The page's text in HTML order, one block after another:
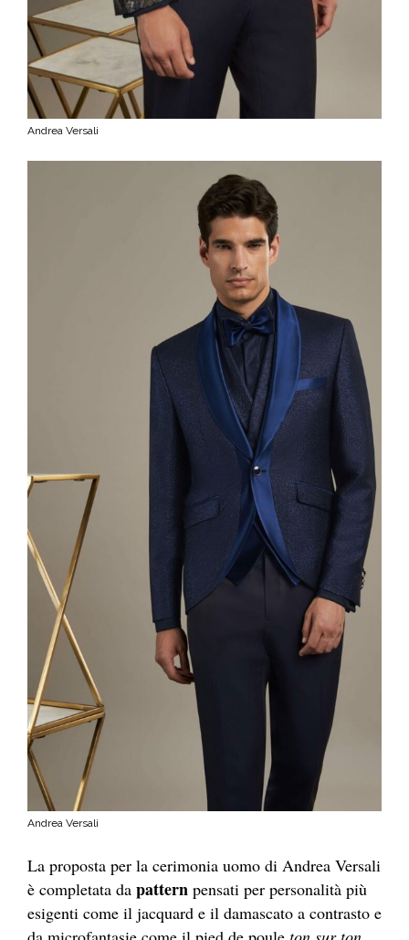
Andrea Versali
Andrea Versali
La proposta per la cerimonia uomo di Andrea Versali
è completata da pattern pensati per personalità più
esigenti come il jacquard e il damascato a contrasto e